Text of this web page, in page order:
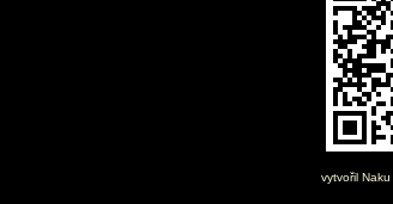
vytvořil Naku